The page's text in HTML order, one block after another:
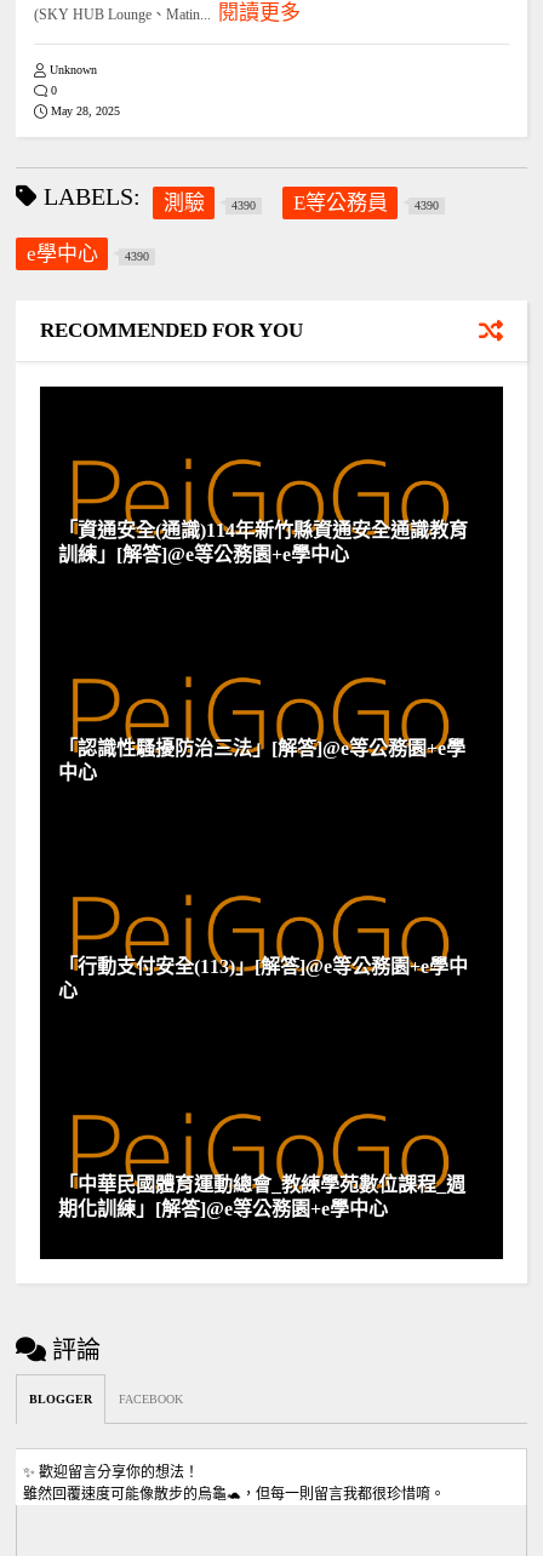
(SKY HUB Lounge、Matin...
閱讀更多
Unknown
0
May 28, 2025
LABELS: 測驗 4390 E等公務員 4390
e學中心 4390
RECOMMENDED FOR YOU
「資通安全(通識)114年新竹縣資通安全通識教育
訓練」[解答]@e等公務園+e學中心
「認識性騷擾防治三法」[解答]@e等公務園+e學
中心
「行動支付安全(113)」[解答]@e等公務園+e學中
心
「中華民國體育運動總會_教練學苑數位課程_週
期化訓練」[解答]@e等公務園+e學中心
評論
BLOGGER FACEBOOK
✨ 歡迎留言分享你的想法！
雖然回覆速度可能像散步的烏龜🐢，但每一則留言我都很珍惜唷。